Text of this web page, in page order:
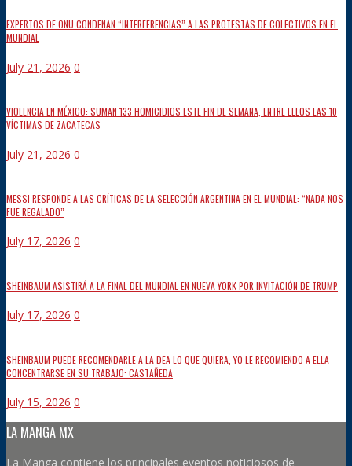
EXPERTOS DE ONU CONDENAN “INTERFERENCIAS” A LAS PROTESTAS DE COLECTIVOS EN EL
MUNDIAL
July 21, 2026 0
VIOLENCIA EN MÉXICO: SUMAN 133 HOMICIDIOS ESTE FIN DE SEMANA, ENTRE ELLOS LAS 10
VÍCTIMAS DE ZACATECAS
July 21, 2026 0
MESSI RESPONDE A LAS CRÍTICAS DE LA SELECCIÓN ARGENTINA EN EL MUNDIAL: “NADA NOS
FUE REGALADO”
July 17, 2026 0
SHEINBAUM ASISTIRÁ A LA FINAL DEL MUNDIAL EN NUEVA YORK POR INVITACIÓN DE TRUMP
July 17, 2026 0
SHEINBAUM PUEDE RECOMENDARLE A LA DEA LO QUE QUIERA, YO LE RECOMIENDO A ELLA
CONCENTRARSE EN SU TRABAJO: CASTAÑEDA
July 15, 2026 0
LA MANGA MX
La Manga contiene los principales eventos noticiosos de